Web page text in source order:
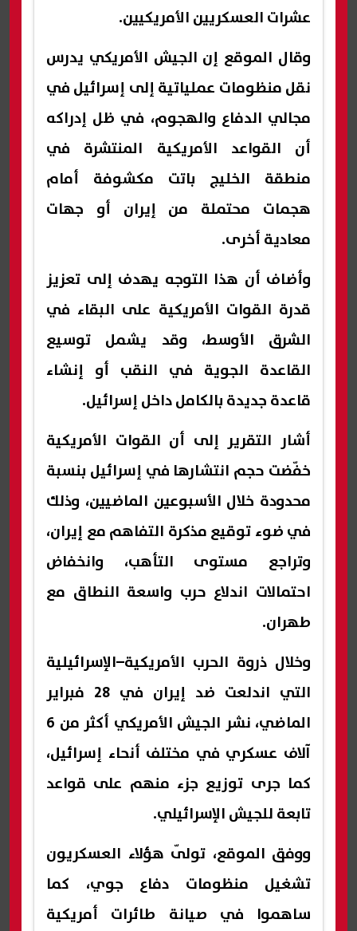
عشرات العسكريين الأمريكيين.
وقال الموقع إن الجيش الأمريكي يدرس
نقل منظومات عملياتية إلى إسرائيل في
مجالي الدفاع والهجوم، في ظل إدراكه
أن القواعد الأمريكية المنتشرة في
منطقة الخليج باتت مكشوفة أمام
هجمات محتملة من إيران أو جهات
معادية أخرى.
وأضاف أن هذا التوجه يهدف إلى تعزيز
قدرة القوات الأمريكية على البقاء في
الشرق الأوسط، وقد يشمل توسيع
القاعدة الجوية في النقب أو إنشاء
قاعدة جديدة بالكامل داخل إسرائيل.
أشار التقرير إلى أن القوات الأمريكية
خفّضت حجم انتشارها في إسرائيل بنسبة
محدودة خلال الأسبوعين الماضيين، وذلك
في ضوء توقيع مذكرة التفاهم مع إيران،
وتراجع مستوى التأهب، وانخفاض
احتمالات اندلاع حرب واسعة النطاق مع
طهران.
وخلال ذروة الحرب الأمريكية–الإسرائيلية
التي اندلعت ضد إيران في 28 فبراير
الماضي، نشر الجيش الأمريكي أكثر من 6
آلاف عسكري في مختلف أنحاء إسرائيل،
كما جرى توزيع جزء منهم على قواعد
تابعة للجيش الإسرائيلي.
ووفق الموقع، تولّى هؤلاء العسكريون
تشغيل منظومات دفاع جوي، كما
ساهموا في صيانة طائرات أمريكية